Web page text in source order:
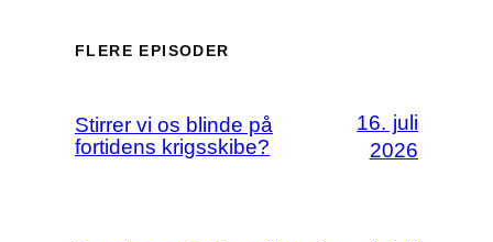
FLERE EPISODER
Stirrer vi os blinde på
fortidens krigsskibe?
16. juli
2026